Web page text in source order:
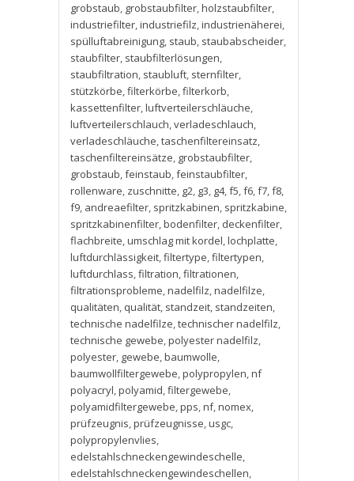
grobstaub, grobstaubfilter,holzstaubfilter,
industriefilter,industriefilz,industrienäherei,
spülluftabreinigung, staub, staubabscheider,
staubfilter, staubfilterlösungen,
staubfiltration, staubluft, sternfilter,
stützkörbe,filterkörbe,filterkorb,
kassettenfilter,luftverteilerschläuche,
luftverteilerschlauch,verladeschlauch,
verladeschläuche,taschenfiltereinsatz,
taschenfiltereinsätze, grobstaubfilter,
grobstaub,feinstaub,feinstaubfilter,
rollenware, zuschnitte, g2, g3, g4,f5,f6,f7,f8,
f9, andreaefilter, spritzkabinen, spritzkabine,
spritzkabinenfilter,bodenfilter, deckenfilter,
flachbreite,umschlag mit kordel,lochplatte,
luftdurchlässigkeit,filtertype,filtertypen,
luftdurchlass,filtration,filtrationen,
filtrationsprobleme,nadelfilz,nadelfilze,
qualitäten, qualität, standzeit, standzeiten,
technische nadelfilze,technischer nadelfilz,
technische gewebe,polyester nadelfilz,
polyester, gewebe,baumwolle,
baumwollfiltergewebe,polypropylen,nf
polyacryl,polyamid,filtergewebe,
polyamidfiltergewebe,pps,nf,nomex,
prüfzeugnis,prüfzeugnisse,usgc,
polypropylenvlies,
edelstahlschneckengewindeschelle,
edelstahlschneckengewindeschellen,